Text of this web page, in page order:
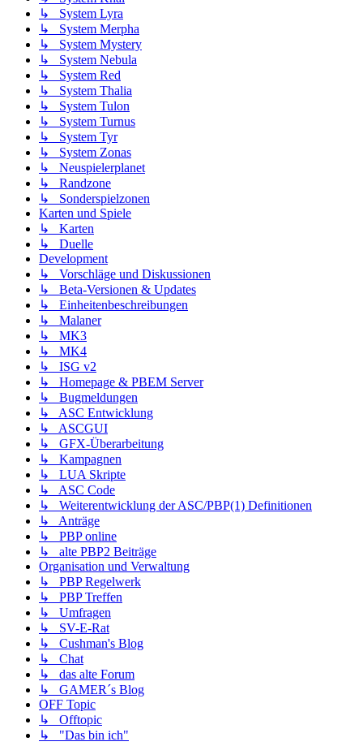
↳ System Lyra
↳ System Merpha
↳ System Mystery
↳ System Nebula
↳ System Red
↳ System Thalia
↳ System Tulon
↳ System Turnus
↳ System Tyr
↳ System Zonas
↳ Neuspielerplanet
↳ Randzone
↳ Sonderspielzonen
Karten und Spiele
↳ Karten
↳ Duelle
Development
↳ Vorschläge und Diskussionen
↳ Beta-Versionen & Updates
↳ Einheitenbeschreibungen
↳ Malaner
↳ MK3
↳ MK4
↳ ISG v2
↳ Homepage & PBEM Server
↳ Bugmeldungen
↳ ASC Entwicklung
↳ ASCGUI
↳ GFX-Überarbeitung
↳ Kampagnen
↳ LUA Skripte
↳ ASC Code
↳ Weiterentwicklung der ASC/PBP(1) Definitionen
↳ Anträge
↳ PBP online
↳ alte PBP2 Beiträge
Organisation und Verwaltung
↳ PBP Regelwerk
↳ PBP Treffen
↳ Umfragen
↳ SV-E-Rat
↳ Cushman's Blog
↳ Chat
↳ das alte Forum
↳ GAMER´s Blog
OFF Topic
↳ Offtopic
↳ "Das bin ich"